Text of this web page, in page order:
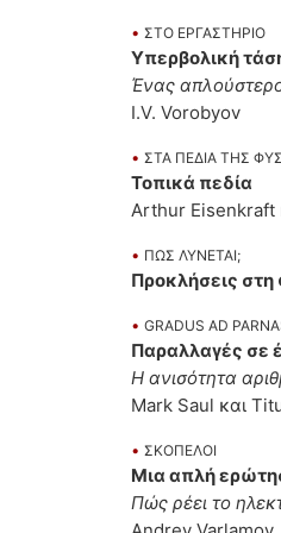
• ΣΤΟ ΕΡΓΑΣΤΗΡΙΟ
Υπερβολική
Ένας
I.V. Vorobyov
• ΣΤΑ ΠΕΔΙΑ ΤΗΣ
Τοπικά πεδία
Arthur Eisenkraft
• ΠΩΣ ΛΥΝΕΤΑΙ;
Προκλήσεις στη
• GRADUS AD
Παραλλαγές σε
Η ανισότητα
Mark Saul και
• ΣΚΟΠΕΛΟΙ
Μια απλή
Πώς ρέει το